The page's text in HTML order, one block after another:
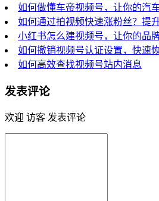
如何做懂车帝视频号，让你的汽
如何通过拍视频快速涨粉丝？提
小红书怎么建视频号，让你的品
如何撤销视频号认证设置，快速
如何高效查找视频号站内消息
发表评论
欢迎 访客 发表评论